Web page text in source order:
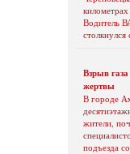
Водитель
Взрыв
жертвы
В городе
жители,
подъезда